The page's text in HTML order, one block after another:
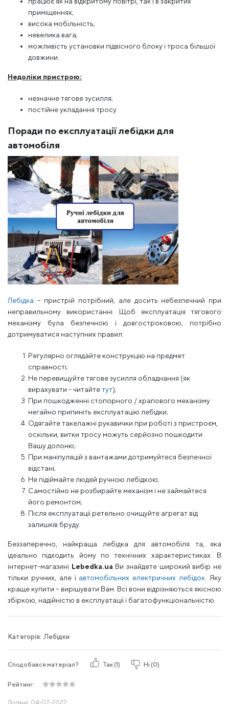
приміщеннях;
висока мобільність;
невелика вага;
можливість установки підвісного блоку і троса більшої
довжини.
Недоліки пристрою:
незначне тягове зусилля;
постійне укладання тросу.
Поради по експлуатації лебідки для
автомобіля
Лебідка – пристрій потрібний, але досить небезпечний при
неправильному використанні. Щоб експлуатація тягового
механізму була безпечною і довгостроковою, потрібно
дотримуватися наступних правил:
Регулярно оглядайте конструкцію на предмет
справності;
Не перевищуйте тягове зусилля обладнання (як
вирахувати - читайтетут);
При пошкодженні стопорного / храпового механізму
негайно припиніть експлуатацію лебідки;
Одягайте такелажні рукавички при роботі з пристроєм,
оскільки, витки тросу можуть серйозно пошкодити
Вашу долоню;
При маніпуляцій з вантажами дотримуйтеся безпечної
відстані;
Не підіймайте людей ручною лебідкою;
Самостійно не розбирайте механізм і не займайтеся
його ремонтом;
Після експлуатації ретельно очищуйте агрегат від
залишків бруду.
Беззаперечно, найкраща лебідка для автомобіля та, яка
ідеально підходить йому по технічних характеристиках. В
інтернет-магазині Lebedka.ua Ви знайдете широкий вибір не
тільки ручних, але і автомобільних електричних лебідок . Яку
краще купити – вирішувати Вам. Всі вони відрізняються якісною
збіркою, надійністю в експлуатації і багатофункціональністю.
Категорія: Лебідки
Сподобався матеріал? Так (1) Ні (0)
Рейтинг:
Додана: 04-07-2022